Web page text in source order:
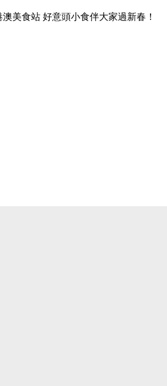
美食站 好意頭小食伴大家過新春！